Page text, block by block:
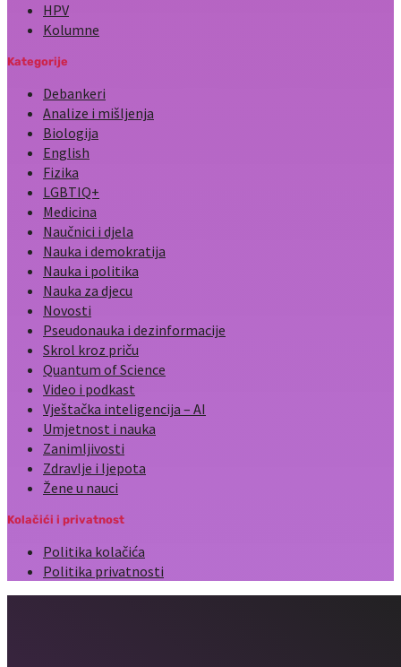
HPV
Kolumne
Kategorije
Debankeri
Analize i mišljenja
Biologija
English
Fizika
LGBTIQ+
Medicina
Naučnici i djela
Nauka i demokratija
Nauka i politika
Nauka za djecu
Novosti
Pseudonauka i dezinformacije
Skrol kroz priču
Quantum of Science
Video i podkast
Vještačka inteligencija – AI
Umjetnost i nauka
Zanimljivosti
Zdravlje i ljepota
Žene u nauci
Kolačići i privatnost
Politika kolačića
Politika privatnosti